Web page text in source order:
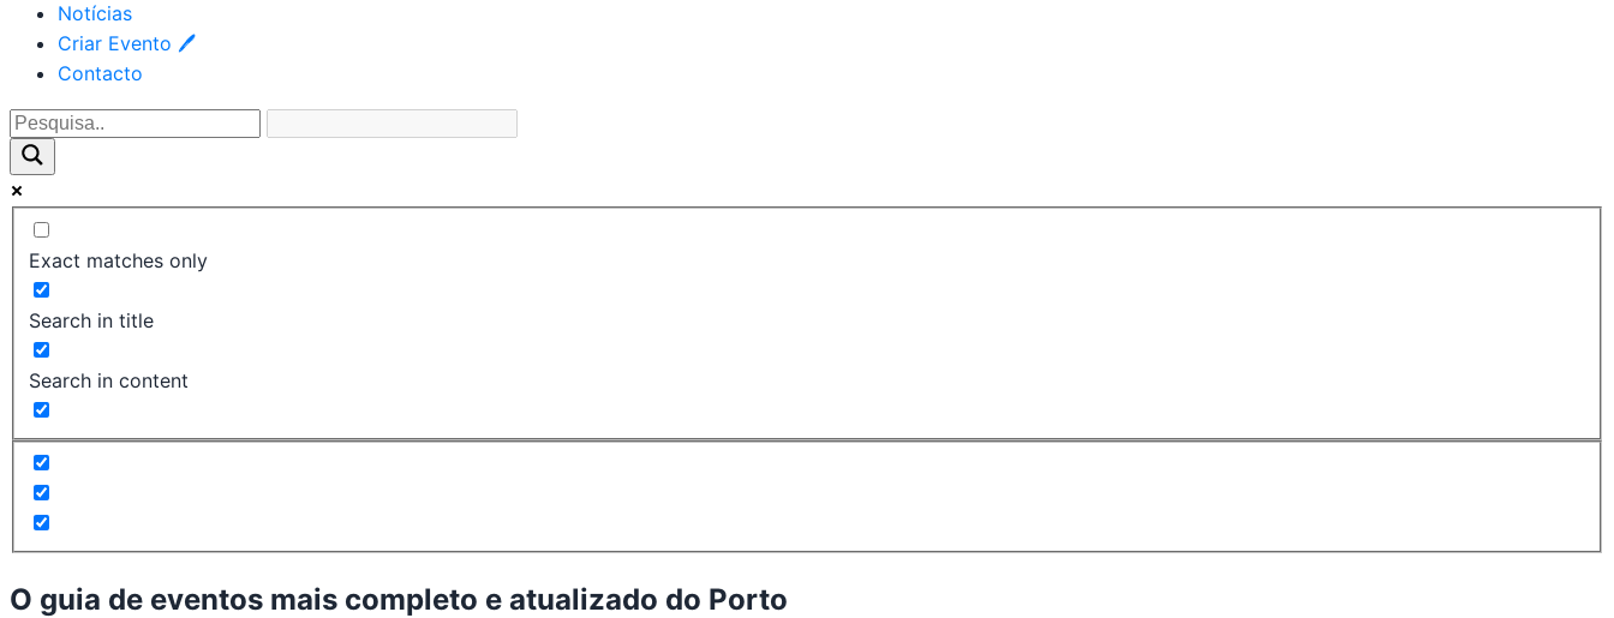
Notícias
Criar Evento 🖊
Contacto
Exact matches only
Search in title
Search in content
O guia de eventos mais completo e atualizado do Porto